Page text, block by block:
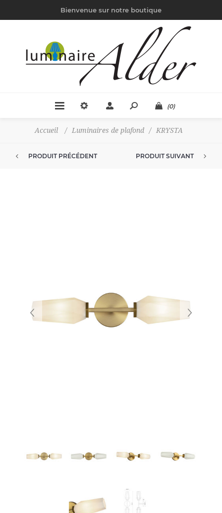
Bienvenue sur notre boutique
(0)
Accueil / Luminaires de plafond / KRYSTA
PRODUIT PRÉCÉDENT PRODUIT SUIVANT